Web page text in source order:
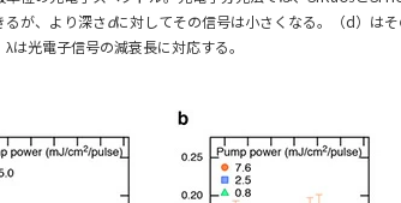
るが、より深さdに対してその信号は小さくなる。（d）は
は光電子信号の減衰長に対応する。